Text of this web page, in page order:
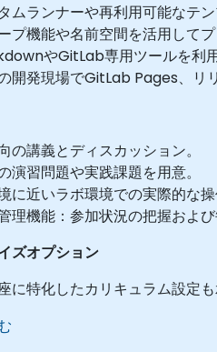
ムランナーや再利用可能なテ
プ機能や名前空間を活用して
やGitLab専用ツールを利
開発現場でGitLab Pages、リ
の講義とディスカッション。
演習問題や実践課題を用意。
に近いラボ環境での実際的な操
理機能：参加状況の把握およ
ズオプション
に特化したカリキュラム設定